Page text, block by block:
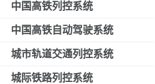
中国高铁列控系统
中国高铁自动驾驶系统
城市轨道交通列控系统
城际铁路列控系统